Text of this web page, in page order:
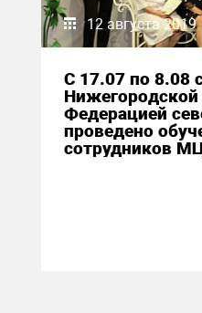
12 августа 2019
С 17.07 по 8.08
Нижегородской
Федерацией
проведено
сотрудников